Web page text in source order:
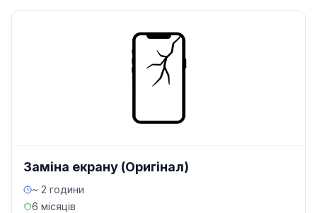
Заміна екрану (Оригінал)
~ 2 години
6 місяців